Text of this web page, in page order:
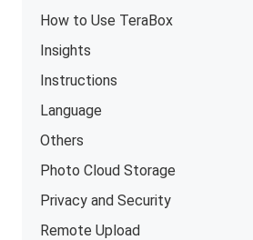
How to Use TeraBox
Insights
Instructions
Language
Others
Photo Cloud Storage
Privacy and Security
Remote Upload